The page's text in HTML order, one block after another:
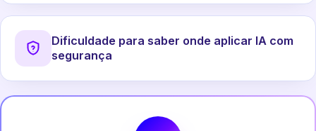
Dificuldade para saber onde aplicar IA com
segurança